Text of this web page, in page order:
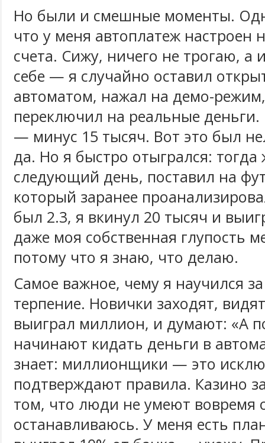
Но были и смешные моменты.
что у меня автоплатеж настроен
счета. Сижу, ничего не трогаю, а
себе — я случайно оставил
автоматом, нажал на демо-
переключил на реальные деньги.
— минус 15 тысяч. Вот это был
да. Но я быстро отыгрался: тогда
следующий день, поставил на
который заранее
был 2.3, я вкинул 20 тысяч и
даже моя собственная глупость
потому что я знаю, что делаю.
Самое важное, чему я научился
терпение. Новички заходят,
выиграл миллион, и думают: «А
начинают кидать деньги в
знает: миллионщики — это
подтверждают правила. Казино
том, что люди не умеют вовремя
останавливаюсь. У меня есть